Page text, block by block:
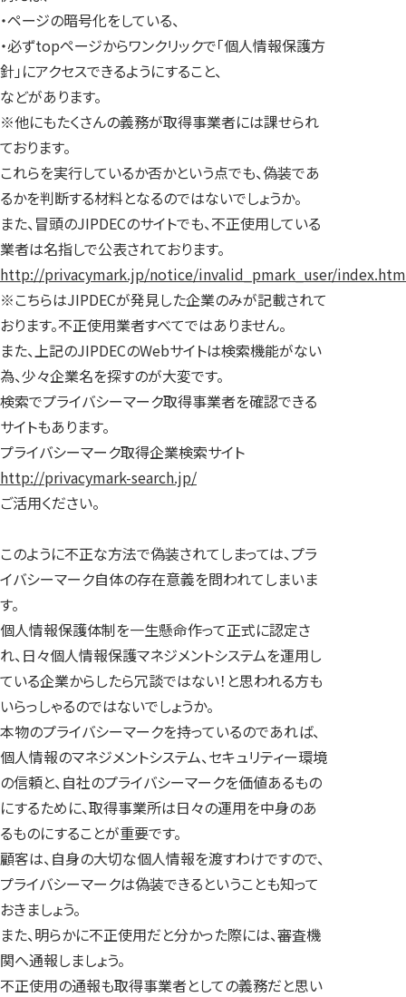
・ページの暗号化をしている、
・必ずtopページからワンクリックで「個人情報保護方
針」にアクセスできるようにすること、
などがあります。
※他にもたくさんの義務が取得事業者には課せられ
ております。
これらを実行しているか否かという点でも、偽装であ
るかを判断する材料となるのではないでしょうか。
また、冒頭のJIPDECのサイトでも、不正使用している
業者は名指しで公表されております。
http://privacymark.jp/notice/invalid_pmark_user/
※こちらはJIPDECが発見した企業のみが記載されて
おります。不正使用業者すべてではありません。
また、上記のJIPDECのWebサイトは検索機能がない
為、少々企業名を探すのが大変です。
検索でプライバシーマーク取得事業者を確認できる
サイトもあります。
プライバシーマーク取得企業検索サイト
http://privacymark-search.jp/
ご活用ください。
このように不正な方法で偽装されてしまっては、プラ
イバシーマーク自体の存在意義を問われてしまいま
す。
個人情報保護体制を一生懸命作って正式に認定さ
れ、日々個人情報保護マネジメントシステムを運用し
ている企業からしたら冗談ではない！と思われる方も
いらっしゃるのではないでしょうか。
本物のプライバシーマークを持っているのであれば、
個人情報のマネジメントシステム、セキュリティー環境
の信頼と、自社のプライバシーマークを価値あるもの
にするために、取得事業所は日々の運用を中身のあ
るものにすることが重要です。
顧客は、自身の大切な個人情報を渡すわけですので、
プライバシーマークは偽装できるということも知って
おきましょう。
また、明らかに不正使用だと分かった際には、審査機
関へ通報しましょう。
不正使用の通報も取得事業者としての義務だと思い